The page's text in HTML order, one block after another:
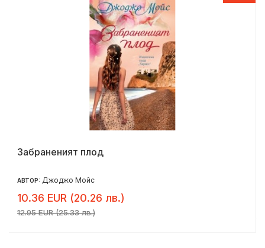
Забраненият плод
АВТОР: Джоджо Мойс
10.36 EUR (20.26 лв.)
12.95 EUR (25.33 лв.)